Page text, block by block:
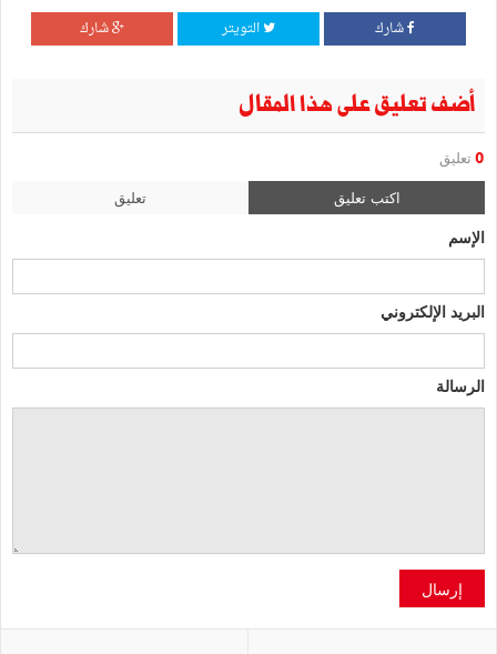
شارك التويتر شارك
أضف تعليق على هذا المقال
0 تعليق
اكتب تعليق تعليق
الإسم
البريد الإلكتروني
الرسالة
إرسال